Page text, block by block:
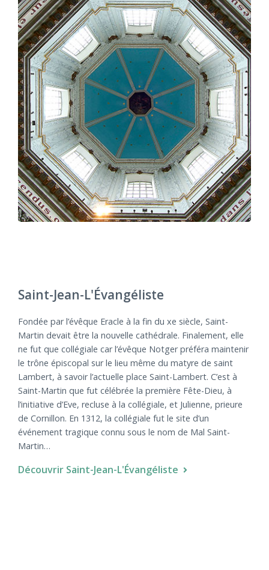
Saint-Jean-L'Évangéliste
Fondée par l’évêque Eracle à la fin du xe siècle, Saint-
Martin devait être la nouvelle cathédrale. Finalement, elle
ne fut que collégiale car l’évêque Notger préféra maintenir
le trône épiscopal sur le lieu même du matyre de saint
Lambert, à savoir l’actuelle place Saint-Lambert. C’est à
Saint-Martin que fut célébrée la première Fête-Dieu, à
l’initiative d’Eve, recluse à la collégiale, et Julienne, prieure
de Cornillon. En 1312, la collégiale fut le site d’un
événement tragique connu sous le nom de Mal Saint-
Martin…
Découvrir Saint-Jean-L'Évangéliste